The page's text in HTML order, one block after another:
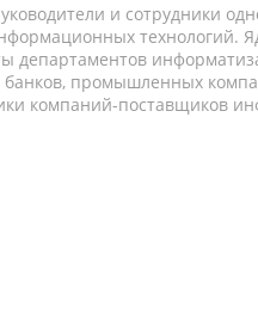
и сотрудники
технологий.
департаментов
банков, промышленных
компаний-поставщиков